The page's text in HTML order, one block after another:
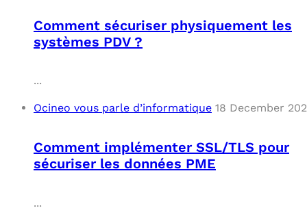
Comment sécuriser physiquement les
systèmes PDV ?
...
Ocineo vous parle d’informatique 18 December
Comment implémenter SSL/TLS pour
sécuriser les données PME
...